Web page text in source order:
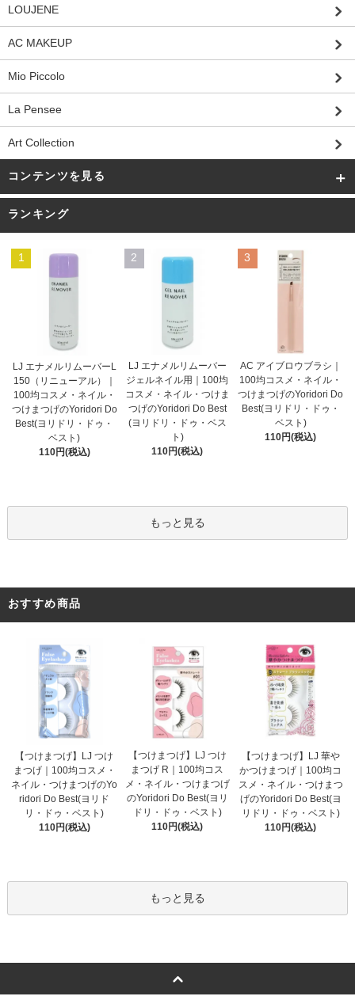
LOUJENE
AC MAKEUP
Mio Piccolo
La Pensee
Art Collection
コンテンツを見る
ランキング
1
LJ エナメルリムーバーL
150（リニューアル）｜
100均コスメ・ネイル・
つけまつげのYoridori Do
Best(ヨリドリ・ドゥ・
ベスト)
110円(税込)
2
LJ エナメルリムーバー
ジェルネイル用｜100均
コスメ・ネイル・つけま
つげのYoridori Do Best
(ヨリドリ・ドゥ・ベス
ト)
110円(税込)
3
AC アイブロウブラシ｜
100均コスメ・ネイル・
つけまつげのYoridori Do
Best(ヨリドリ・ドゥ・
ベスト)
110円(税込)
もっと見る
おすすめ商品
【つけまつげ】LJ つけ
まつげ｜100均コスメ・
ネイル・つけまつげのYo
ridori Do Best(ヨリド
リ・ドゥ・ベスト)
110円(税込)
【つけまつげ】LJ つけ
まつげ R｜100均コス
メ・ネイル・つけまつげ
のYoridori Do Best(ヨリ
ドリ・ドゥ・ベスト)
110円(税込)
【つけまつげ】LJ 華や
かつけまつげ｜100均コ
スメ・ネイル・つけまつ
げのYoridori Do Best(ヨ
リドリ・ドゥ・ベスト)
110円(税込)
もっと見る